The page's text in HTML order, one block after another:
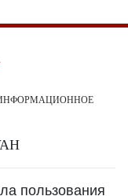
пользования